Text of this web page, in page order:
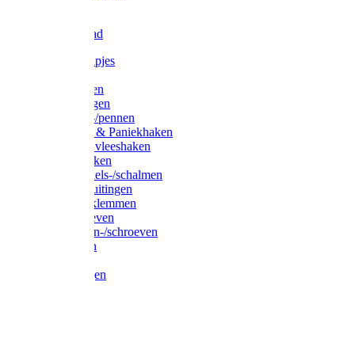
Waslijndraad
Simplexknipjes
Sleutelringen
Gelaste ringen
Borgveren-/pennen
Musketons & Paniekhaken
S-haken & vleeshaken
Karabijnhaken
Noodschakels-/schalmen
Harp-/D-sluitingen
Staaldraadklemmen
Spanschroeven
Ringmoeren-/schroeven
Puntkousen
Aanlegringen